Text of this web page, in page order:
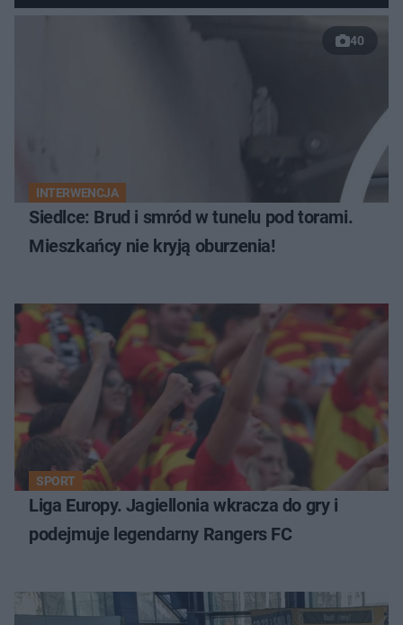
40
INTERWENCJA
Siedlce: Brud i smród w tunelu pod torami.
Mieszkańcy nie kryją oburzenia!
SPORT
Liga Europy. Jagiellonia wkracza do gry i
podejmuje legendarny Rangers FC